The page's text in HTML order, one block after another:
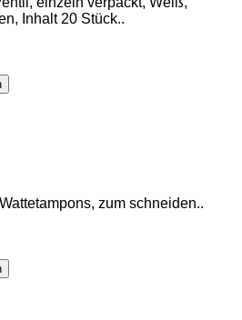
Inhalt 20 Stück..
zum schneiden..